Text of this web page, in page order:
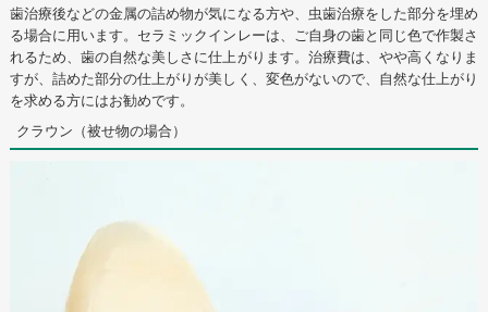
歯治療後などの金属の詰め物が気になる方や、虫歯治療をした部分を埋め
る場合に用います。セラミックインレーは、ご自身の歯と同じ色で作製さ
れるため、歯の自然な美しさに仕上がります。治療費は、やや高くなりま
すが、詰めた部分の仕上がりが美しく、変色がないので、自然な仕上がり
を求める方にはお勧めです。
クラウン（被せ物の場合）